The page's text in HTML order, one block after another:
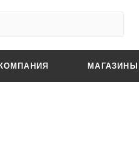
КОМПАНИЯ МАГАЗИНЫ